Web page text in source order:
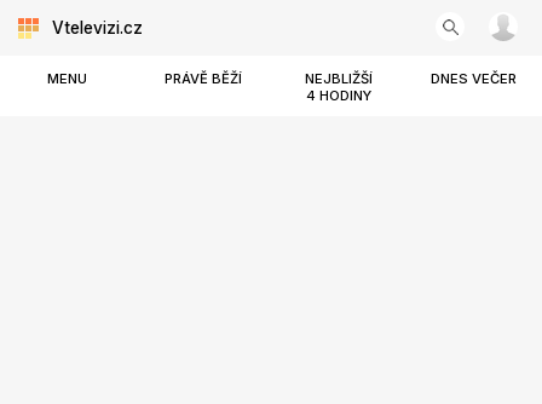
Vtelevizi.cz
MENU PRÁVĚ BĚŽÍ
NEJBLIŽŠÍ
4 HODINY
DNES VEČER